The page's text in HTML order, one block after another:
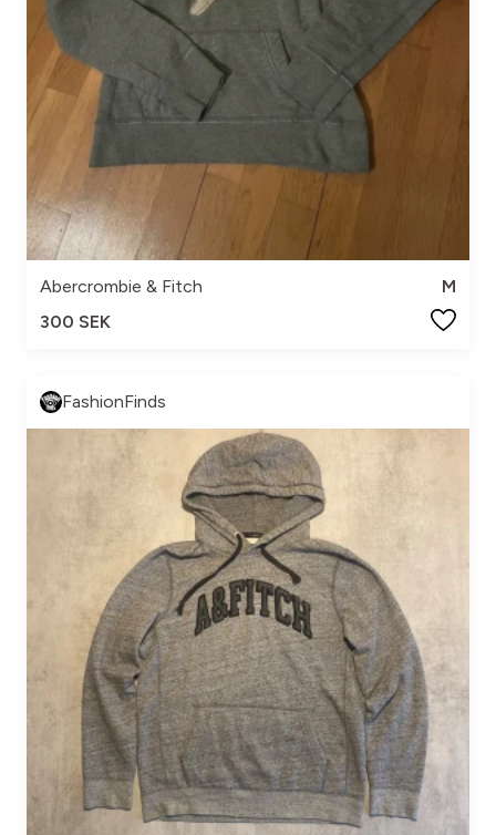
Abercrombie & Fitch
M
300 SEK
FashionFinds